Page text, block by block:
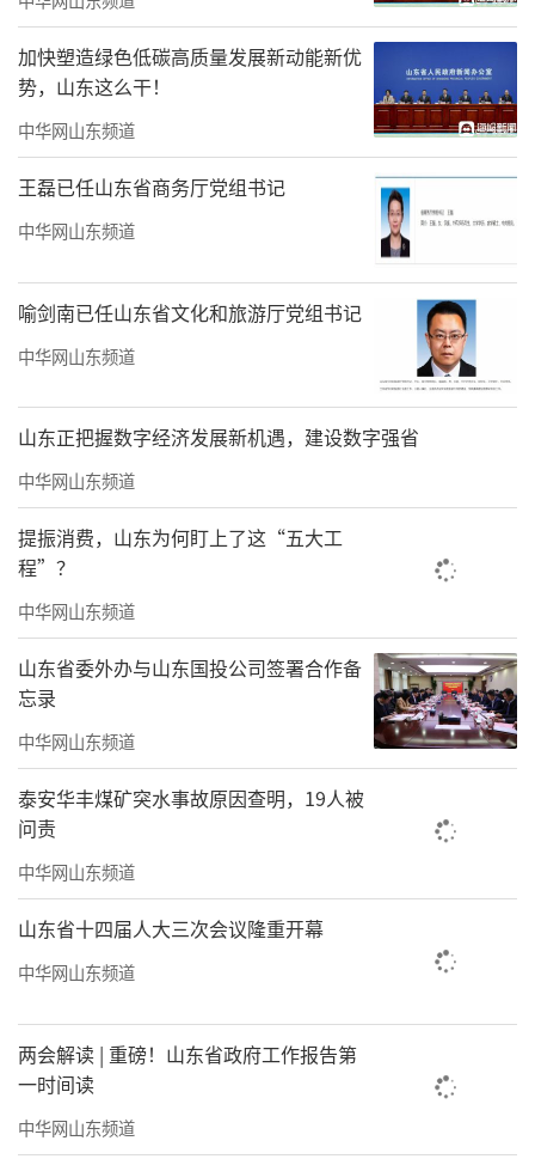
阅读研究，不断优化阅读内容供给、创新阅读
实施形式、丰富校园阅读活动。学校将坚持以
高质量教育赋能学生全面发展，让书香充盈校
园每一处角落，让阅读成为学生成长的鲜明底
色，助力学生乐学善思、全面发展，努力培养
德智体美劳全面发展的社会主义建设者和接班
人，为推动基础教育高质量发展、落实全民阅
读战略贡献坚实的校园力量。
（通讯员/刘晓琳）
责任编辑：周龙
加快塑造绿色低碳高质量发展新动能新优
势，山东这么干！
中华网山东频道
王磊已任山东省商务厅党组书记
中华网山东频道
喻剑南已任山东省文化和旅游厅党组书记
中华网山东频道
山东正把握数字经济发展新机遇，建设数字强省
中华网山东频道
提振消费，山东为何盯上了这“五大工
程”？
中华网山东频道
山东省委外办与山东国投公司签署合作备
忘录
中华网山东频道
泰安华丰煤矿突水事故原因查明，19人被
问责
中华网山东频道
山东省十四届人大三次会议隆重开幕
中华网山东频道
两会解读 | 重磅！山东省政府工作报告第
一时间读
中华网山东频道